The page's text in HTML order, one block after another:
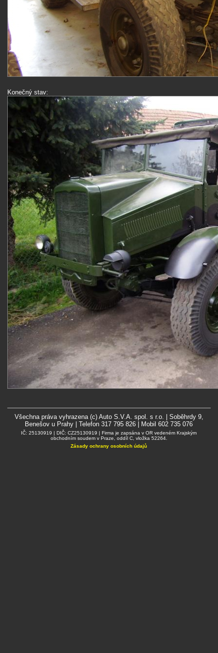
Konečný stav:
Všechna práva vyhrazena (c) Auto S.V.A. spol. s r.o. | Soběhrdy 9,
Benešov u Prahy | Telefon 317 795 826 | Mobil 602 735 076
IČ: 25130919 | DIČ: CZ25130919 | Firma je zapsána v OR vedeném Krajským
obchodním soudem v Praze, oddíl C, vložka 52264.
Zásady ochrany osobních údajů